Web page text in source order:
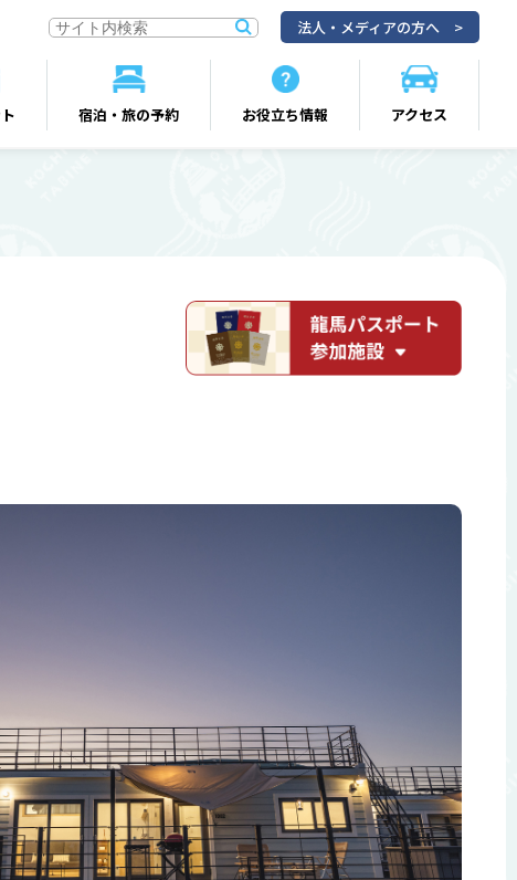
宿泊・旅の予約 お役立ち情報 アクセス
法人・メディアの方へ